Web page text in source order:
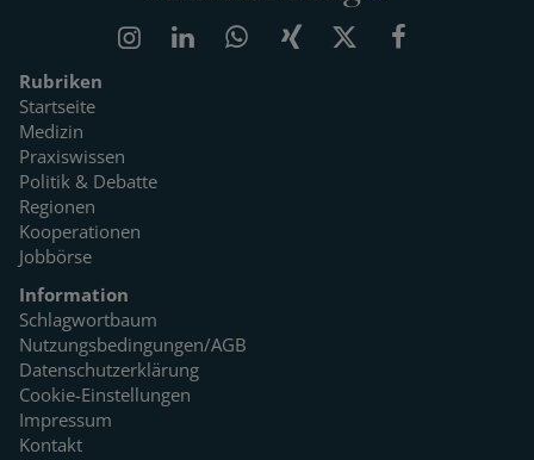
Rubriken
Startseite
Medizin
Praxiswissen
Politik & Debatte
Regionen
Kooperationen
Jobbörse
Information
Schlagwortbaum
Nutzungsbedingungen/AGB
Datenschutzerklärung
Cookie-Einstellungen
Impressum
Kontakt